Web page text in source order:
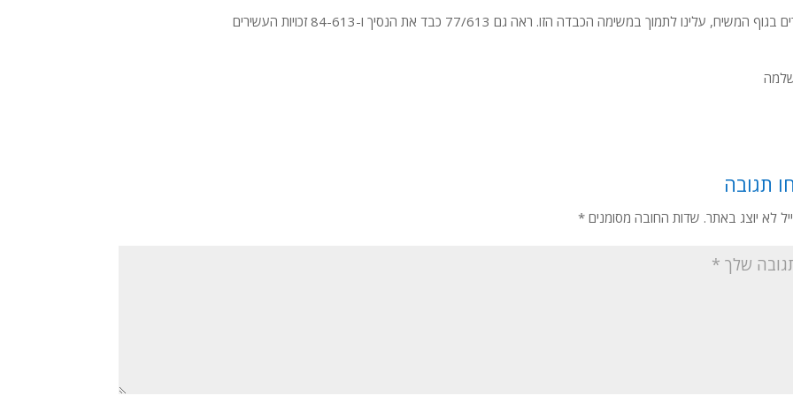
המשיח, עלינו לתמוך במשימה הכבדה הזו. ראה גם 77/613 כבד את הנסיך ו-84-613 זכויות העשירים
תגובה
לא יוצג באתר. שדות החובה מסומנים *